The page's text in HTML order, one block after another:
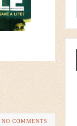
NO COMMENTS